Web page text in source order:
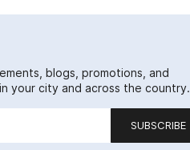
blogs, promotions, and
your city and across the country.
SUBSCRIBE